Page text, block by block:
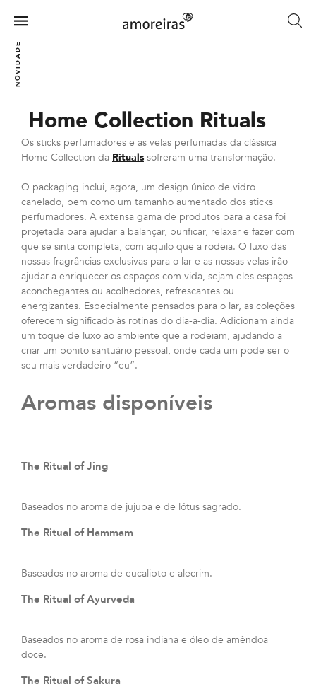
main
content
Menu
NOVIDADES
Home Collection Rituals
Os sticks perfumadores e as velas perfumadas da clássica
Home Collection da Rituals sofreram uma transformação.
O packaging inclui, agora, um design único de vidro
canelado, bem como um tamanho aumentado dos sticks
perfumadores. A extensa gama de produtos para a casa foi
projetada para ajudar a balançar, purificar, relaxar e fazer com
que se sinta completa, com aquilo que a rodeia. O luxo das
nossas fragrâncias exclusivas para o lar e as nossas velas irão
ajudar a enriquecer os espaços com vida, sejam eles espaços
aconchegantes ou acolhedores, refrescantes ou
energizantes. Especialmente pensados para o lar, as coleções
oferecem significado às rotinas do dia-a-dia. Adicionam ainda
um toque de luxo ao ambiente que a rodeiam, ajudando a
criar um bonito santuário pessoal, onde cada um pode ser o
seu mais verdadeiro “eu”.
Aromas disponíveis
The Ritual of Jing
Baseados no aroma de jujuba e de lótus sagrado.
The Ritual of Hammam
Baseados no aroma de eucalipto e alecrim.
The Ritual of Ayurveda
Baseados no aroma de rosa indiana e óleo de amêndoa
doce.
The Ritual of Sakura